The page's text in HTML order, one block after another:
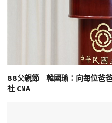
88父親節 韓國瑜：向每位爸
社 CNA